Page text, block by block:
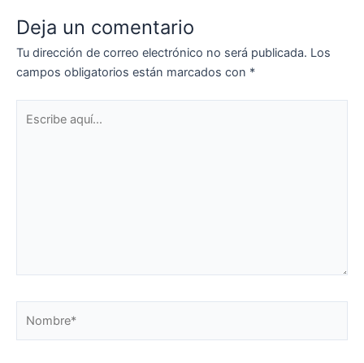
Deja un comentario
Tu dirección de correo electrónico no será publicada. Los
campos obligatorios están marcados con *
aquí...